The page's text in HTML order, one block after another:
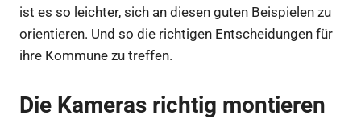
ist es so leichter, sich an diesen guten Beispielen zu
orientieren. Und so die richtigen Entscheidungen für
ihre Kommune zu treffen.
Die Kameras richtig montieren